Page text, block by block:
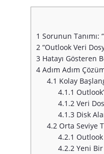
1 Sorunun Tanımı:
2 “Outlook Veri
3 Hatayı Gösteren
4 Adım Adım
4.1 Kolay
4.1.1
4.1.2Veri
4.1.3Disk
4.2 Orta Seviye
4.2.1 Outlook
4.2.2Yeni Bir